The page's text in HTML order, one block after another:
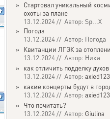
» Стартовал уникальный
охоты за плане
13.12.2024 // Автор: Sp...X
» Погода
13.12.2024 // Автор: Погода
» Квитанции ЛГЭК за
13.12.2024 // Автор: Ника
» как отличить подделку духов
13.12.2024 // Автор: axied123
» какие концерты будут в
13.12.2024 // Автор: axied123
» Что почитать?
13.12.2024 // Автор: Giulina